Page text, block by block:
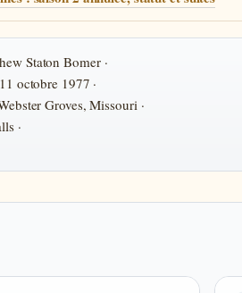
Staton Bomer ·
11 octobre 1977 ·
Groves, Missouri ·
·